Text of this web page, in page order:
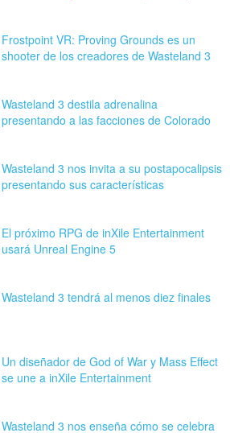
Frostpoint VR: Proving Grounds es un
shooter de los creadores de Wasteland 3
Wasteland 3 destila adrenalina
presentando a las facciones de Colorado
Wasteland 3 nos invita a su postapocalipsis
presentando sus características
El próximo RPG de inXile Entertainment
usará Unreal Engine 5
Wasteland 3 tendrá al menos diez finales
Un diseñador de God of War y Mass Effect
se une a inXile Entertainment
Wasteland 3 nos enseña cómo se celebra